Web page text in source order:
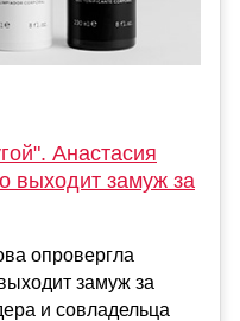
Анастасия
выходит замуж за
опровергла
замуж за
и совладельца